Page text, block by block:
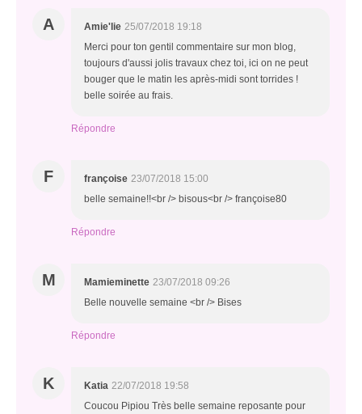
A Amie'lie 25/07/2018 19:18
Merci pour ton gentil commentaire sur mon blog,
toujours d'aussi jolis travaux chez toi, ici on ne peut
bouger que le matin les après-midi sont torrides !
belle soirée au frais.
Répondre
F françoise 23/07/2018 15:00
belle semaine!!<br /> bisous<br /> françoise80
Répondre
M Mamieminette 23/07/2018 09:26
Belle nouvelle semaine <br /> Bises
Répondre
K Katia 22/07/2018 19:58
Coucou Pipiou Très belle semaine reposante pour